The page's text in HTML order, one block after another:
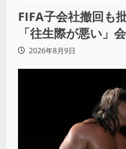
FIFA子会社撤回も
「往生際が悪い」
2026年8月9日